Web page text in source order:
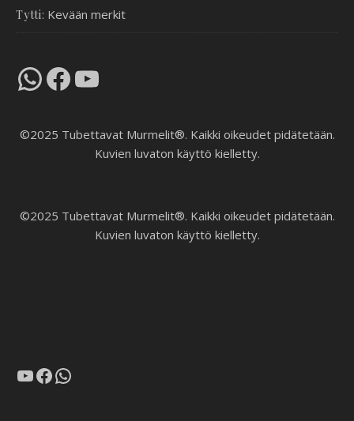
Tytti: Kevään merkit
WhatsAppFacebook
YouTube
©2025 Tubettavat Murmelit®. Kaikki oikeudet pidätetään.
Kuvien luvaton käyttö kielletty.
©2025 Tubettavat Murmelit®. Kaikki oikeudet pidätetään.
Kuvien luvaton käyttö kielletty.
YouTube
Facebook
WhatsApp